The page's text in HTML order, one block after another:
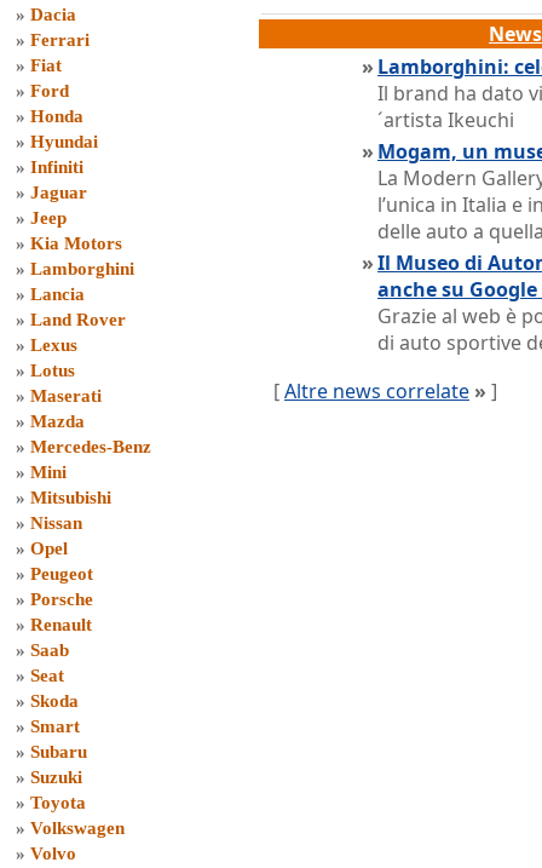
» Dacia
» Ferrari
» Fiat
» Ford
» Honda
» Hyundai
» Infiniti
» Jaguar
» Jeep
» Kia Motors
» Lamborghini
» Lancia
» Land Rover
» Lexus
» Lotus
» Maserati
» Mazda
» Mercedes-Benz
» Mini
» Mitsubishi
» Nissan
» Opel
» Peugeot
» Porsche
» Renault
» Saab
» Seat
» Skoda
» Smart
» Subaru
» Suzuki
» Toyota
» Volkswagen
» Volvo
» Lamborghini:
Il brand ha dato
´artista Ikeuchi
» Mogam, un
La Modern
l’unica in Italia e
delle auto a
»Il Museo di
anche su
Grazie al web è
di auto sportive
[Altre news correlate » ]